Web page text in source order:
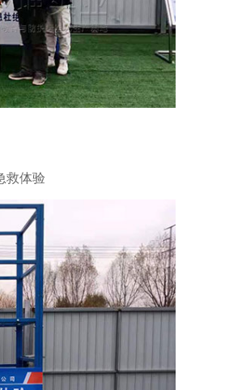
救体验